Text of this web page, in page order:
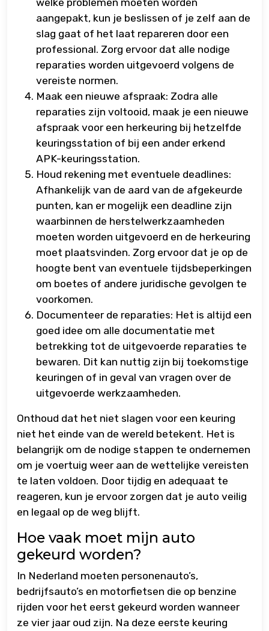
aangepakt, kun je beslissen of je zelf aan de
slag gaat of het laat repareren door een
professional. Zorg ervoor dat alle nodige
reparaties worden uitgevoerd volgens de
vereiste normen.
Maak een nieuwe afspraak: Zodra alle
reparaties zijn voltooid, maak je een nieuwe
afspraak voor een herkeuring bij hetzelfde
keuringsstation of bij een ander erkend
APK-keuringsstation.
Houd rekening met eventuele deadlines:
Afhankelijk van de aard van de afgekeurde
punten, kan er mogelijk een deadline zijn
waarbinnen de herstelwerkzaamheden
moeten worden uitgevoerd en de herkeuring
moet plaatsvinden. Zorg ervoor dat je op de
hoogte bent van eventuele tijdsbeperkingen
om boetes of andere juridische gevolgen te
voorkomen.
Documenteer de reparaties: Het is altijd een
goed idee om alle documentatie met
betrekking tot de uitgevoerde reparaties te
bewaren. Dit kan nuttig zijn bij toekomstige
keuringen of in geval van vragen over de
uitgevoerde werkzaamheden.
Onthoud dat het niet slagen voor een keuring
niet het einde van de wereld betekent. Het is
belangrijk om de nodige stappen te ondernemen
om je voertuig weer aan de wettelijke vereisten
te laten voldoen. Door tijdig en adequaat te
reageren, kun je ervoor zorgen dat je auto veilig
en legaal op de weg blijft.
Hoe vaak moet mijn auto
gekeurd worden?
In Nederland moeten personenauto’s,
bedrijfsauto’s en motorfietsen die op benzine
rijden voor het eerst gekeurd worden wanneer
ze vier jaar oud zijn. Na deze eerste keuring